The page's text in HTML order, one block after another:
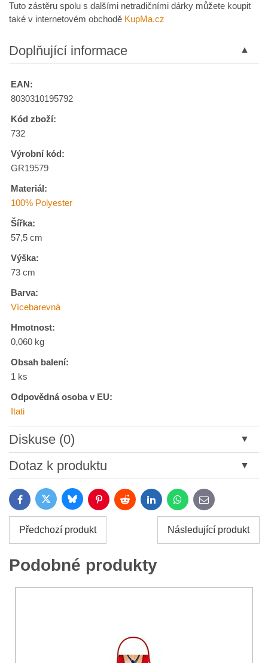
Tuto zástěru spolu s dalšími netradičními dárky můžete koupit
také v internetovém obchodě KupMa.cz
Doplňující informace
EAN:
8030310195792
Kód zboží:
732
Výrobní kód:
GR19579
Materiál:
100% Polyester
Šířka:
57,5 cm
Výška:
73 cm
Barva:
Vícebarevná
Hmotnost:
0,060 kg
Obsah balení:
1 ks
Odpovědná osoba v EU:
Itati
Diskuse (0)
Nový komentář
Název:
Jméno:*
Souhlasím se zpracováním osobních údajů za účelem
Dotaz k produktu
*
Váš e-mail:*
FacebookTwitter BlueskyPinterestReddit LinkedInWhatsApp
E-
mail
Předchozí produkt Následující produkt
Podobné produkty